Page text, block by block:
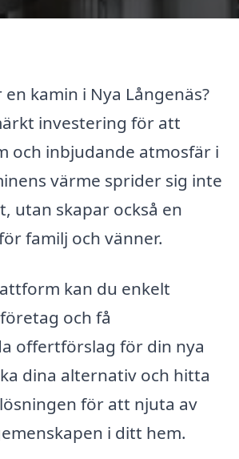
kamin i Nya Långenäs?
investering för att
och inbjudande atmosfär i
värme sprider sig inte
utan skapar också en
familj och vänner.
kan du enkelt
och få
offertförslag för din nya
dina alternativ och hitta
för att njuta av
i ditt hem.